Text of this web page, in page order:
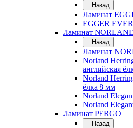
Назад
Ламинат
EGGER
Ламинат
Назад
Ламинат
Norland
английская
Norland
ёлка 8 мм
Norland
Norland
Ламинат PERGO
Назад